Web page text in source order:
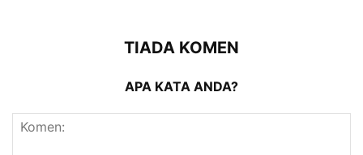
TIADA KOMEN
APA KATA ANDA?